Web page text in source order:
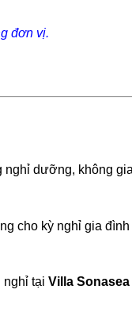
đơn vị.
nghỉ dưỡng, không
cho kỳ nghỉ gia đình
nghỉ tại Villa Sonasea